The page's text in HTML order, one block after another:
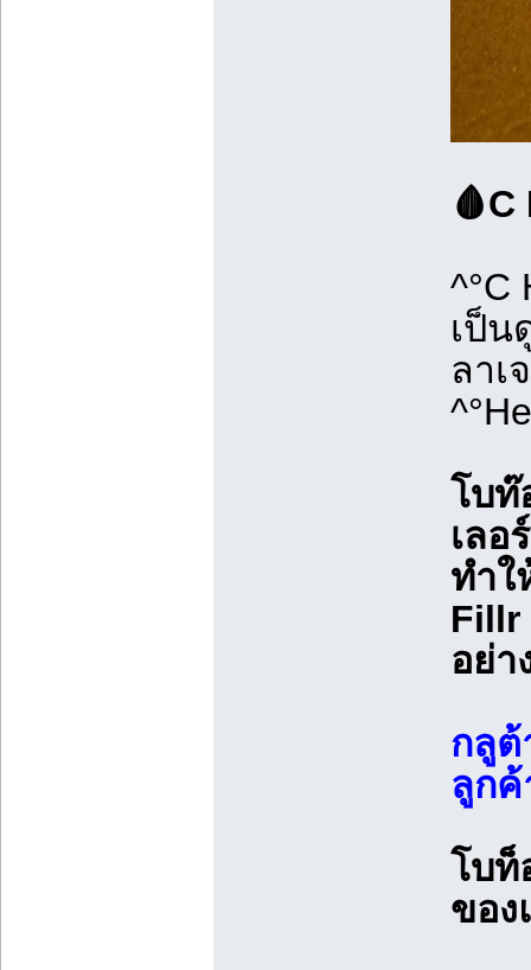
^°C
เป็น
ลาเ
โบท๊
เลอ
ทำใ
Fillr
อย่า
กลูต้
ลูกค้
โบท็
ของ